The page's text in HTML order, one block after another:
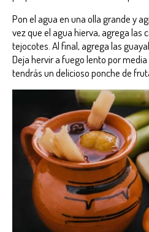
Pon el agua en una olla grande y
vez que el agua hierva, agrega las
tejocotes. Al final, agrega las
Deja hervir a fuego lento por
tendrás un delicioso ponche de